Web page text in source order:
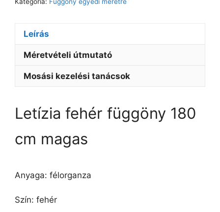
Kategória: Függöny egyedi méretre
Leírás
Méretvételi útmutató
Mosási kezelési tanácsok
Letízia fehér függöny 180
cm magas
Anyaga: félorganza
Szín: fehér